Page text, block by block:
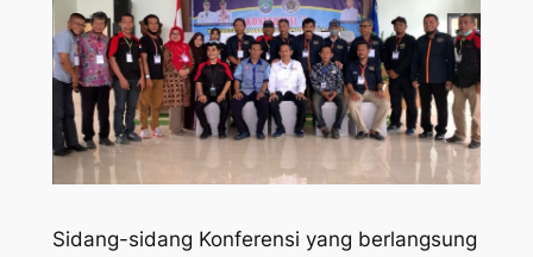
Sidang-sidang Konferensi yang berlangsung